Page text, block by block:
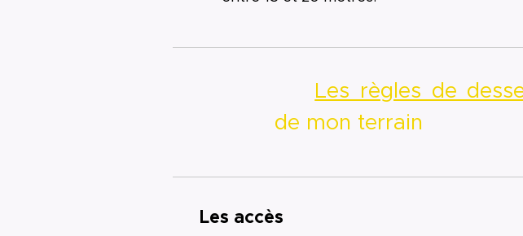
Les règles de
de mon terrain
▪ Les accès